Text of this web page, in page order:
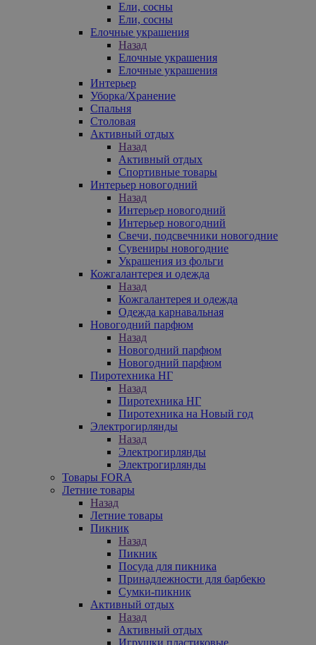
Ели, сосны
Ели, сосны
Елочные украшения
Назад
Елочные украшения
Елочные украшения
Интерьер
Уборка/Хранение
Спальня
Столовая
Активный отдых
Назад
Активный отдых
Спортивные товары
Интерьер новогодний
Назад
Интерьер новогодний
Интерьер новогодний
Свечи, подсвечники новогодние
Сувениры новогодние
Украшения из фольги
Кожгалантерея и одежда
Назад
Кожгалантерея и одежда
Одежда карнавальная
Новогодний парфюм
Назад
Новогодний парфюм
Новогодний парфюм
Пиротехника НГ
Назад
Пиротехника НГ
Пиротехника на Новый год
Электрогирлянды
Назад
Электрогирлянды
Электрогирлянды
Товары FORA
Летние товары
Назад
Летние товары
Пикник
Назад
Пикник
Посуда для пикника
Принадлежности для барбекю
Сумки-пикник
Активный отдых
Назад
Активный отдых
Игрушки пластиковые